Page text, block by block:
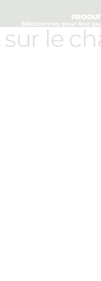
Sélectionnés pour leur
le